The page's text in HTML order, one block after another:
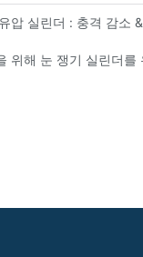
압 실린더 : 충격 감소
위해 눈 쟁기 실린더를